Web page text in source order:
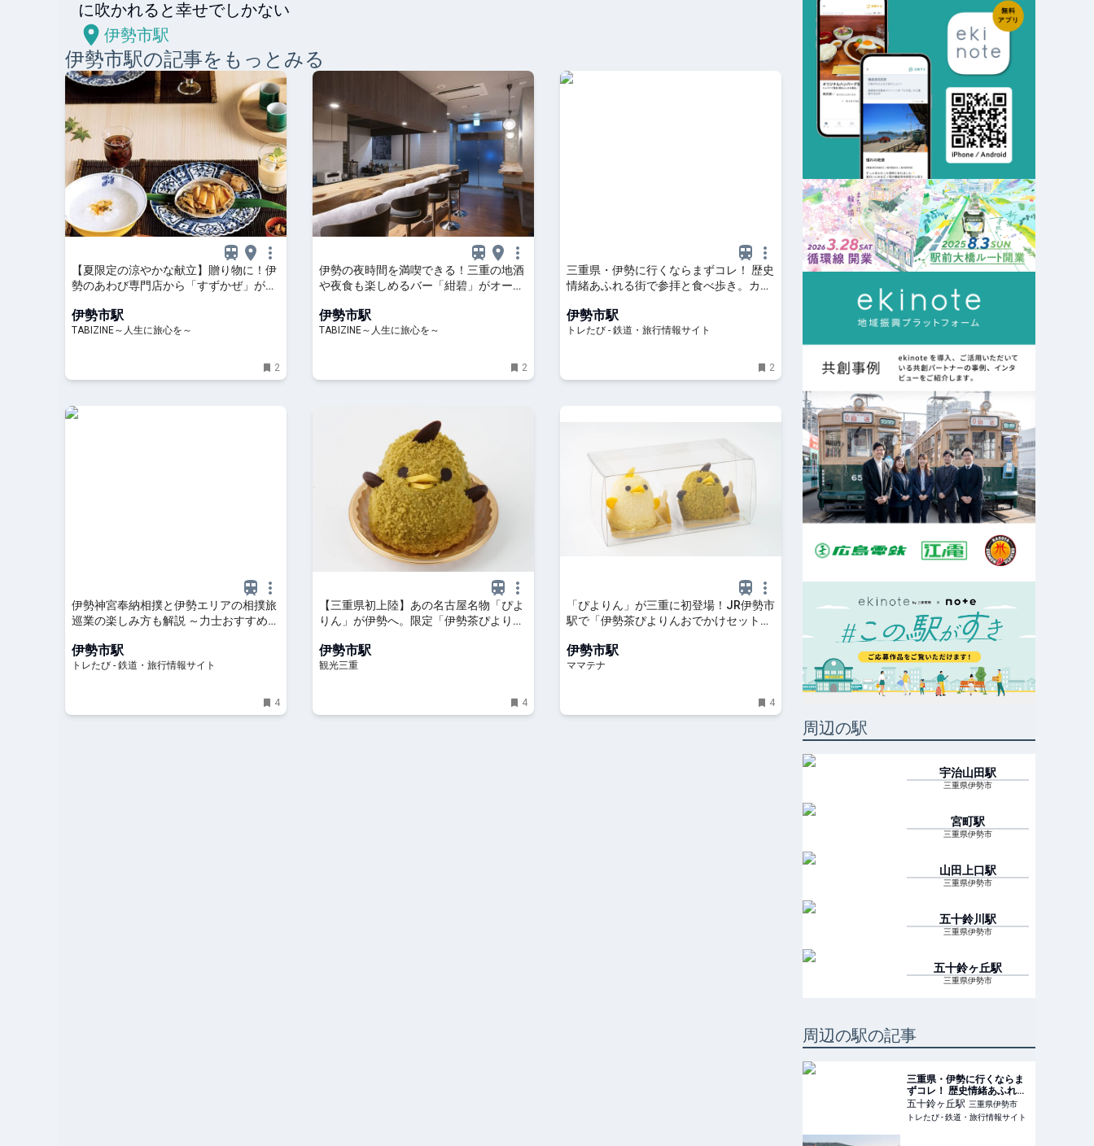
に吹かれると幸せでしかない
伊勢市駅
伊勢市駅の記事をもっとみる
【夏限定の涼やかな献立】贈り物に！伊
勢のあわび専門店から「すずかぜ」が新
伊勢市駅
TABIZINE～人生に旅心を～
2
伊勢の夜時間を満喫できる！三重の地酒
や夜食も楽しめるバー「紺碧」がオープ
人生に旅心を～
伊勢市駅
TABIZINE～人生に旅心を～
2
三重県・伊勢に行くならまずコレ！ 歴史
情緒あふれる街で参拝と食べ歩き。カヤ
び - 鉄道・旅行情報サイト
伊勢市駅
トレたび - 鉄道・旅行情報サイト
2
伊勢神宮奉納相撲と伊勢エリアの相撲旅
巡業の楽しみ方も解説 ～力士おすすめの
報サイト
伊勢市駅
トレたび - 鉄道・旅行情報サイト
4
【三重県初上陸】あの名古屋名物「ぴよ
りん」が伊勢へ。限定「伊勢茶ぴより
クス | 観光三重(かんこうみえ)
伊勢市駅
観光三重
4
「ぴよりん」が三重に初登場！JR伊勢市
駅で「伊勢茶ぴよりんおでかけセット」
伊勢市駅
ママテナ
4
周辺の駅
宇治山田駅
三重県伊勢市
宮町駅
三重県伊勢市
山田上口駅
三重県伊勢市
五十鈴川駅
三重県伊勢市
五十鈴ヶ丘駅
三重県伊勢市
周辺の駅の記事
三重県・伊勢に行くならま
ずコレ！ 歴史情緒あふれる
街で参拝と食べ歩き。カヤ
ック体験もできるよくばり
旅へ | トレたび - 鉄道・旅
五十鈴ヶ丘駅 三重県伊勢市
トレたび - 鉄道・旅行情報サイト